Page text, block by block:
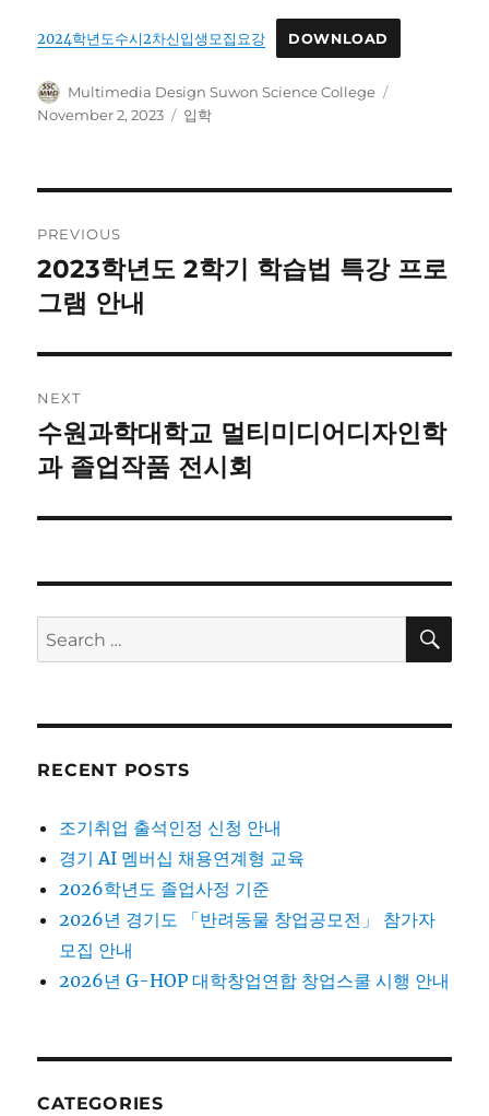
2024학년도수시2차신입생모집요강 DOWNLOAD
Author
Multimedia Design Suwon Science College
November 2, 2023 Categories
입학
navigation
PREVIOUS
Previous
post:
2023학년도 2학기 학습법 특강 프로
그램 안내
NEXT
Next
post:
수원과학대학교 멀티미디어디자인학
과 졸업작품 전시회
Search
for:
RECENT POSTS
조기취업 출석인정 신청 안내
경기 AI 멤버십 채용연계형 교육
2026학년도 졸업사정 기준
2026년 경기도 「반려동물 창업공모전」 참가자
모집 안내
2026년 G-HOP 대학창업연합 창업스쿨 시행 안내
CATEGORIES